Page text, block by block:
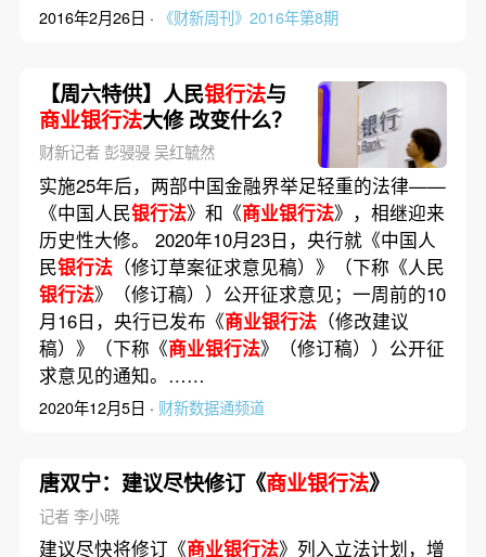
2016年2月26日 · 《财新周刊》2016年第8期
【周六特供】人民银行法与
商业银行法大修 改变什么？
财新记者 彭骎骎 吴红毓然
实施25年后，两部中国金融界举足轻重的法律——
《中国人民银行法》和《商业银行法》，相继迎来
历史性大修。 2020年10月23日，央行就《中国人
民银行法（修订草案征求意见稿）》（下称《人民
银行法》（修订稿））公开征求意见；一周前的10
月16日，央行已发布《商业银行法（修改建议
稿）》（下称《商业银行法》（修订稿））公开征
求意见的通知。……
2020年12月5日 · 财新数据通频道
唐双宁：建议尽快修订《商业银行法》
记者 李小晓
建议尽快将修订《商业银行法》列入立法计划，增